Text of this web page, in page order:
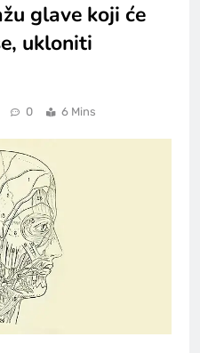
glave koji će
ukloniti
0 6 Mins